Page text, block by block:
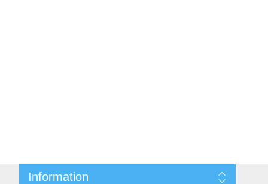
Information